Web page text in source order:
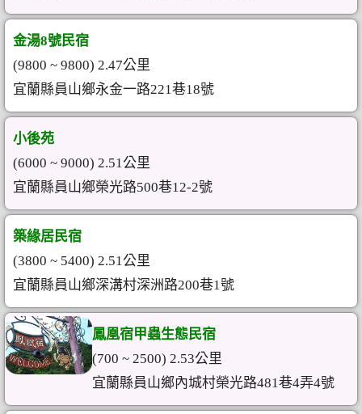
金湯8號民宿
(9800 ~ 9800) 2.47公里
宜蘭縣員山鄉永金一路221巷18號
小後苑
(6000 ~ 9000) 2.51公里
宜蘭縣員山鄉榮光路500巷12-2號
築緣居民宿
(3800 ~ 5400) 2.51公里
宜蘭縣員山鄉深溝村深洲路200巷1號
鳳凰宿甲蟲生態民宿
(700 ~ 2500) 2.53公里
宜蘭縣員山鄉內城村榮光路481巷4弄4號